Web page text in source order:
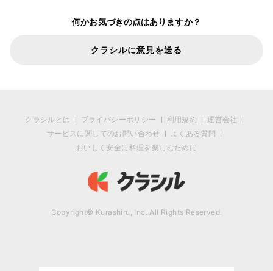
何かお気づきの点はありますか？
クラシルに意見を送る
クラシルとは プライバシーポリシー 利用規約
運営会社
サービスに関してのお問い合わせ
よくある質問
おいしく安全に料理を楽しむために
Copyright© Kurashiru, Inc. All Rights Reserved.